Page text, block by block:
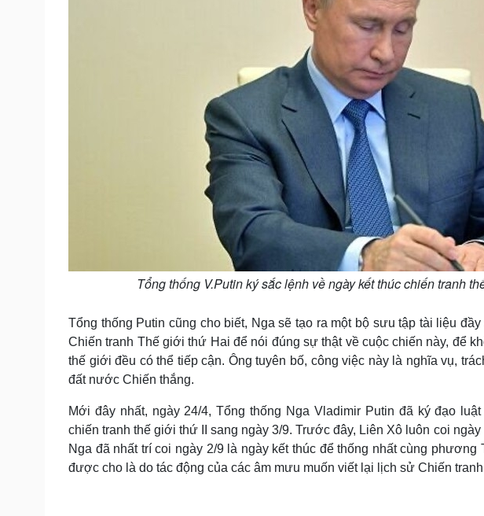
Tổng thống V.Putin ký sắc lệnh về ngày kết thúc chiến tranh
Tổng thống Putin cũng cho biết, Nga sẽ tạo ra một bộ sưu tập tài liệu
Chiến tranh Thế giới thứ Hai để nói đúng sự thật về cuộc chiến này, để
thế giới đều có thể tiếp cận. Ông tuyên bố, công việc này là nghĩa vụ,
đất nước Chiến thắng.
Mới đây nhất, ngày 24/4, Tổng thống Nga Vladimir Putin đã ký đạo
chiến tranh thế giới thứ II sang ngày 3/9. Trước đây, Liên Xô luôn coi
Nga đã nhất trí coi ngày 2/9 là ngày kết thúc để thống nhất cùng
được cho là do tác động của các âm mưu muốn viết lại lịch sử Chiến